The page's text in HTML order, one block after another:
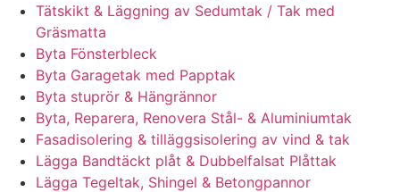
Tätskikt & Läggning av Sedumtak / Tak med
Gräsmatta
Byta Fönsterbleck
Byta Garagetak med Papptak
Byta stuprör & Hängrännor
Byta, Reparera, Renovera Stål- & Aluminiumtak
Fasadisolering & tilläggsisolering av vind & tak
Lägga Bandtäckt plåt & Dubbelfalsat Plåttak
Lägga Tegeltak, Shingel & Betongpannor